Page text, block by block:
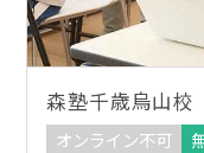
森塾千歳烏山校
オンライン不可